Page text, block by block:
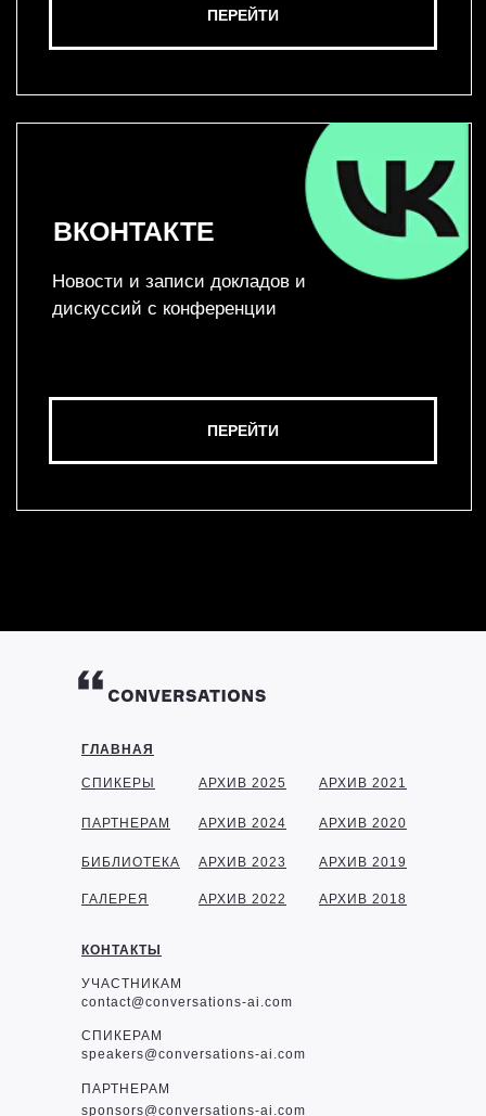
ГЛАВНАЯ
КОНТАКТЫ
СПИКЕРЫ
ПАРТНЕРАМ
БИБЛИОТЕКА
УЧАСТНИКАМ
contact@conversations-ai.com
СПИКЕРАМ
speakers@conversations-ai.com
ПАРТНЕРАМ
sponsors@conversations-ai.com
ГАЛЕРЕЯ
АРХИВ 2025
АРХИВ 2024
АРХИВ 2023
АРХИВ 2022
АРХИВ 2021
АРХИВ 2020
АРХИВ 2019
АРХИВ 2018